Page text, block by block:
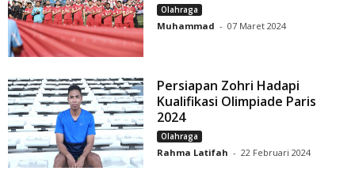
Olahraga
Muhammad - 07 Maret 2024
Persiapan Zohri Hadapi
Kualifikasi Olimpiade Paris
2024
Olahraga
Rahma Latifah - 22 Februari 2024